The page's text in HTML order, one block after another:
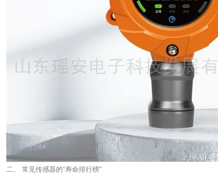
二、 常见传感器的“寿命排行榜"